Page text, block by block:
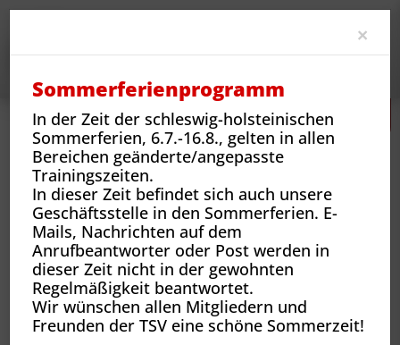
Rechtliches Barrierefreiheit
Barrierefreiheitserklärung
Information über die Barrierefreiheit
×
Sommerferienprogramm
In der Zeit der schleswig-holsteinischen
Sommerferien, 6.7.-16.8., gelten in allen
Bereichen geänderte/angepasste
Trainingszeiten.
In dieser Zeit befindet sich auch unsere
Geschäftsstelle in den Sommerferien. E-
Mails, Nachrichten auf dem
Anrufbeantworter oder Post werden in
dieser Zeit nicht in der gewohnten
Regelmäßigkeit beantwortet.
Wir wünschen allen Mitgliedern und
Freunden der TSV eine schöne Sommerzeit!